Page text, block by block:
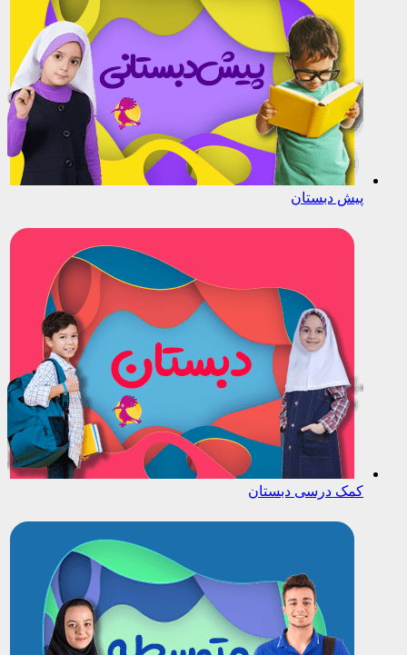
پیش دبستان
کمک درسی دبستان